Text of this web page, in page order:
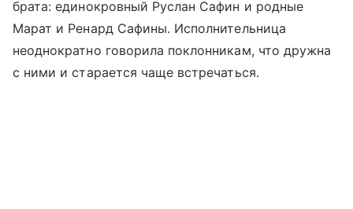
брата: единокровный Руслан Сафин и родные
Марат и Ренард Сафины. Исполнительница
неоднократно говорила поклонникам, что дружна
с ними и старается чаще встречаться.